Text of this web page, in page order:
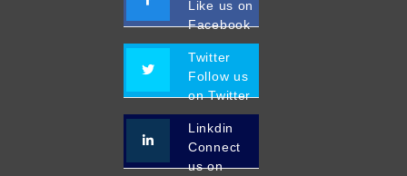
Like us on
Facebook
Twitter
Follow us
on Twitter
Linkdin
Connect
us on